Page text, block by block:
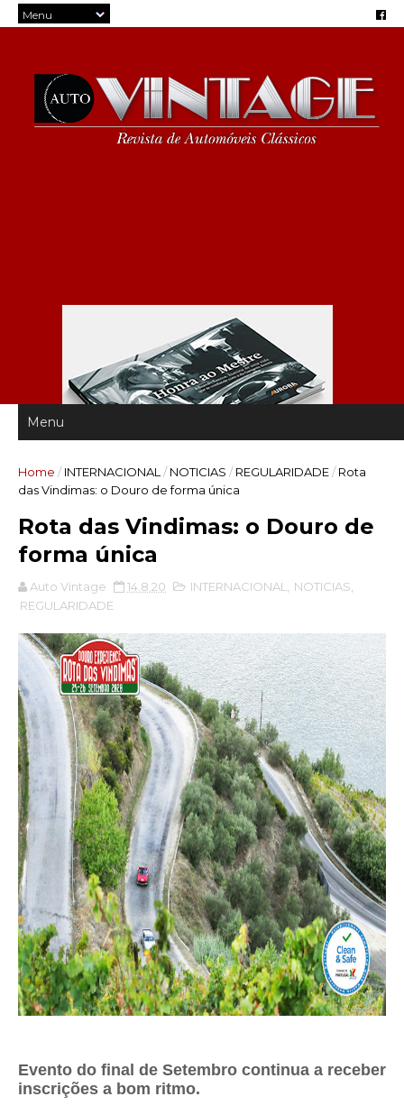
Home / INTERNACIONAL / NOTICIAS / REGULARIDADE/ Rota
das Vindimas: o Douro de forma única
Rota das Vindimas: o Douro de
forma única
Auto Vintage 14.8.20 INTERNACIONAL NOTICIAS
REGULARIDADE
Evento do final de Setembro continua a receber
inscrições a bom ritmo.